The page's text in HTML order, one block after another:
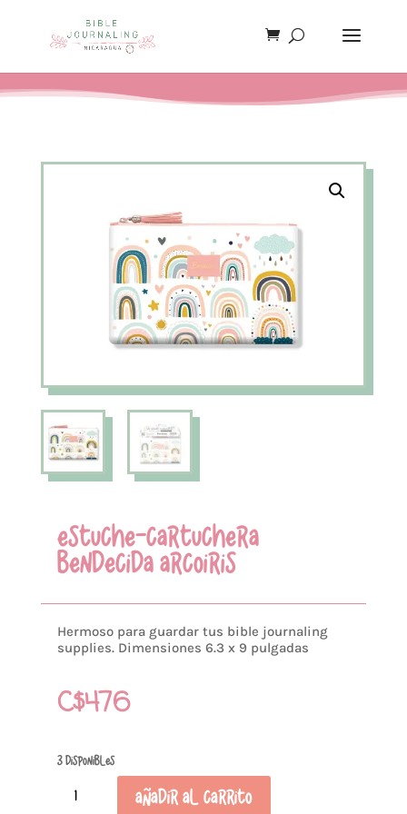
ESTUCHE-CARTUCHERA
BENDECIDA ARCOIRIS
Hermoso para guardar tus bible journaling
supplies. Dimensiones 6.3 x 9 pulgadas
C$476
3 disponibles
Cartuchera
Añadir al carrito